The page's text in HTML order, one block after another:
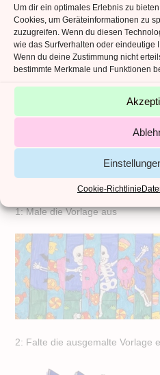
Um dir ein optimales Erlebnis zu
Cookies, um Geräteinformationen zu
zuzugreifen. Wenn du diesen
wie das Surfverhalten oder eindeutige
Wenn du deine Zustimmung nicht
bestimmte Merkmale und Funktionen
Cookie-Richtlinie
Bild 1
So wird’s
1: Male die Vorlage aus
2: Falte die ausgemalte Vorlage